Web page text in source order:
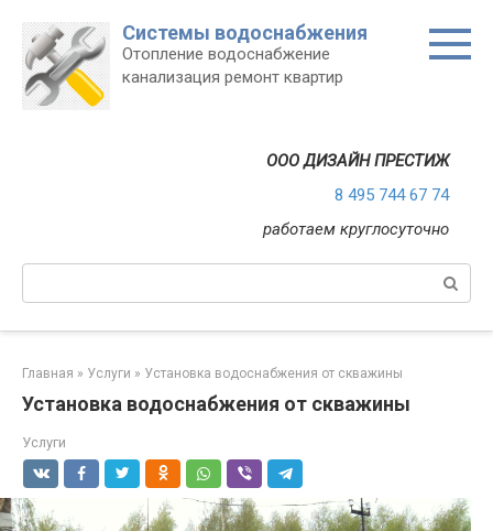
контенту
Системы водоснабжения
Отопление водоснабжение
канализация ремонт квартир
ООО ДИЗАЙН ПРЕСТИЖ
8 495 744 67 74
работаем круглосуточно
Поиск:
Главная » Услуги » Установка водоснабжения от скважины
Установка водоснабжения от скважины
Услуги